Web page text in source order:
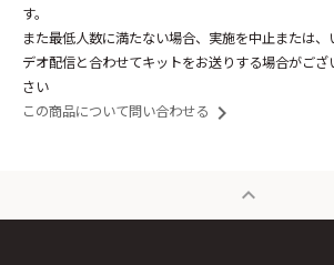
す。
また最低人数に満たない場合、実施を中止または
デオ配信と合わせてキットをお送りする場合がご
さい
この商品について問い合わせる keyboard_arrow_right
expand_less